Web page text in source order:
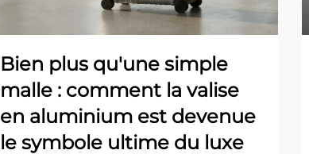
Bien plus qu'une simple
malle : comment la valise
en aluminium est devenue
le symbole ultime du luxe